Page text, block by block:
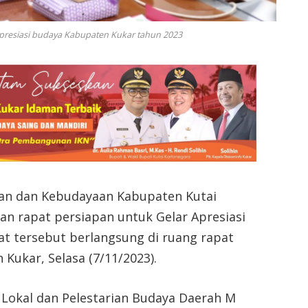
budaya Kabupaten Kukar tahun 2023
dan Kebudayaan Kabupaten Kutai
rapat persiapan untuk Gelar Apresiasi
tersebut berlangsung di ruang rapat
Selasa (7/11/2023).
dan Pelestarian Budaya Daerah M